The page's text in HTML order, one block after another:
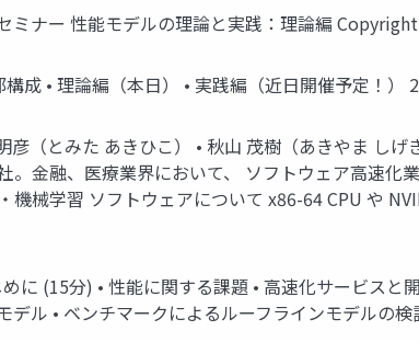
ミナー 性能モデルの理論と実践：理論編
成 • 理論編（本日） • 実践編（近日開催予定！
（とみた あきひこ） • 秋山 茂樹（あきやま し
金融、医療業界において、 ソフトウェア高速化
械学習 ソフトウェアについて x86-64 CPU や
(15分) • 性能に関する課題 • 高速化サービスと
デル • ベンチマークによるルーフラインモデル